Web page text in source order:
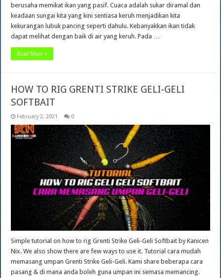
berusaha memikat ikan yang pasif. Cuaca adalah sukar diramal dan
keadaan sungai kita yang kini sentiasa keruh menjadikan kita
kekurangan lubuk pancing seperti dahulu. Kebanyakkan ikan tidak
dapat melihat dengan baik di air yang keruh. Pada …
Read More »
HOW TO RIG GRENTI STRIKE GELI-GELI
SOFTBAIT
February 2, 2021 0
Simple tutorial on how to rig Grenti Strike Geli-Geli Softbait by Kanicen
Nix. We also show there are few ways to use it. Tutorial cara mudah
memasang umpan Grenti Strike Geli-Geli. Kami share beberapa cara
pasang & di mana anda boleh guna umpan ini semasa memancing.